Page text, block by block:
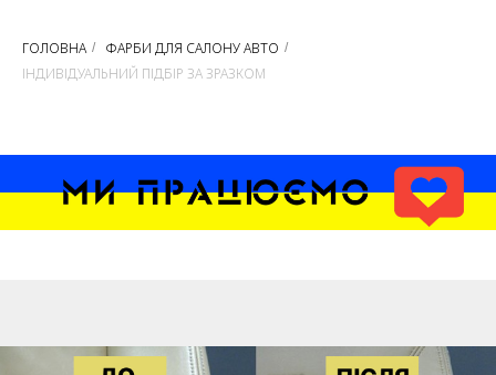
ГОЛОВНА / ФАРБИ ДЛЯ САЛОНУ АВТО /
ІНДИВІДУАЛЬНИЙ ПІДБІР ЗА ЗРАЗКОМ